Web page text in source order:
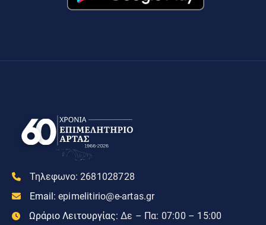
Τηλεφωνο: 2681028728
Email: epimelitirio@e-artas.gr
Ωράριο Λειτουργίας: Δε – Πα: 07:00 – 15:00